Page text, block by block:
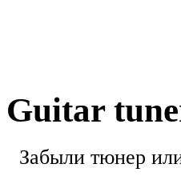
Guitar
Забыли тюнер